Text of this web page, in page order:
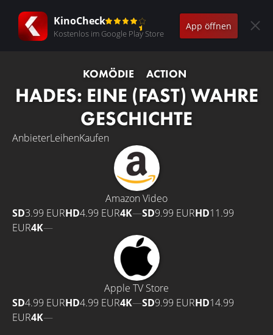
KinoCheck
Kostenlos im Google Play Store
App öffnen
KOMÖDIE ACTION
HADES: EINE (FAST) WAHRE
GESCHICHTE
AnbieterLeihenKaufen
Amazon Video
SD3.99 EURHD4.99 EUR4K—SD9.99 EURHD11.99
EUR4K—
Apple TV Store
SD4.99 EURHD4.99 EUR4K—SD9.99 EURHD14.99
EUR4K—